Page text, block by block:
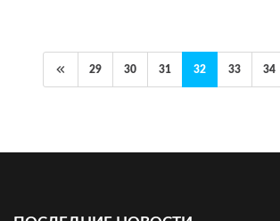
29 30 31 32 33 34